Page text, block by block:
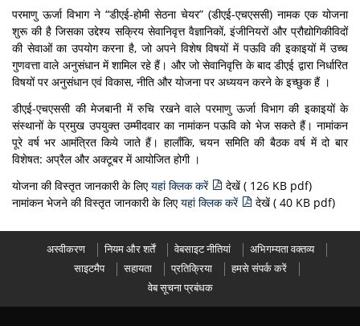
परमाणु ऊर्जा विभाग ने “डीएई-होमी सेठना चेयर” (डीएई-एचएससी) नामक एक योजना
शुरू की है जिसका उद्देश्य सक्रिय सेवानिवृत्त वैज्ञानिकों, इंजीनियरों और प्रौद्योगिकीविदों
की सेवाओं का उपयोग करना है, जो अपने विशेष विषयों में पऊवि की इकाइयों में उच्च
गुणवत्ता वाले अनुसंधान में शामिल रहे हैं। और जो सेवानिवृत्ति के बाद डीएई द्वारा निर्धारित
विषयों पर अनुसंधान एवं विकास, नीति और योजना पर अध्ययन करने के इच्छुक हैं ।
डीएई-एचएससी की मेजबानी में रुचि रखने वाले परमाणु ऊर्जा विभाग की इकाइयों के
संस्थानों के प्रमुख उपयुक्त उम्मीदवार का नामांकन पऊवि को भेज सकते हैं। नामांकन
पूरे वर्ष भर आमंत्रित किये जाते हैं। हालाँकि, चयन समिति की बैठक वर्ष में दो बार
विशेषत: अप्रैल और अक्टूबर में आयोजित होगी ।
योजना की विस्तृत जानकारी के लिएयहां क्लिक करें
देखें ( 126 KB pdf)
नामांकन भेजने की विस्तृत जानकारी के लिएयहां क्लिक करें देखें ( 40 KB pdf)
अस्वीकरण नियम और शर्तें वेबसाइट नीतियां
अभिगम्यता वक्तव्य
साइटमैप
सहायता प्रतिक्रिया
हमसे संपर्क करें
वेब सूचना प्रबंधक